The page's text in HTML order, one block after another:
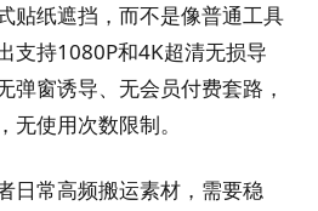
贴纸遮挡，而不是像普通工具
支持1080P和4K超清无损导
弹窗诱导、无会员付费套路，
使用次数限制。
日常高频搬运素材，需要稳